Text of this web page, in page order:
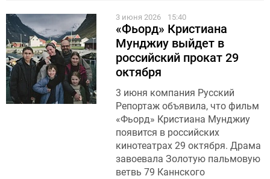
3 июня 2026 15:40
«Фьорд» Кристиана
Мунджиу выйдет в
российский прокат 29
октября
3 июня компания Русский
Репортаж объявила, что фильм
«Фьорд» Кристиана Мунджиу
появится в российских
кинотеатрах 29 октября. Драма
завоевала Золотую пальмовую
ветвь 79 Каннского